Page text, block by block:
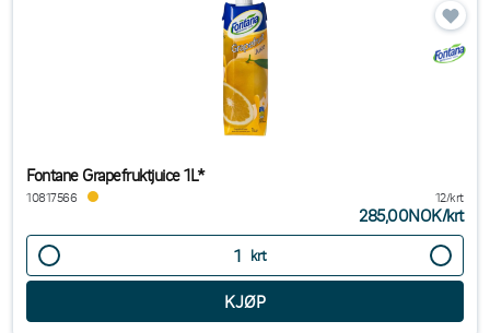
Fontane Grapefruktjuice 1L*
10817566 12/krt
285,00NOK/krt
krt